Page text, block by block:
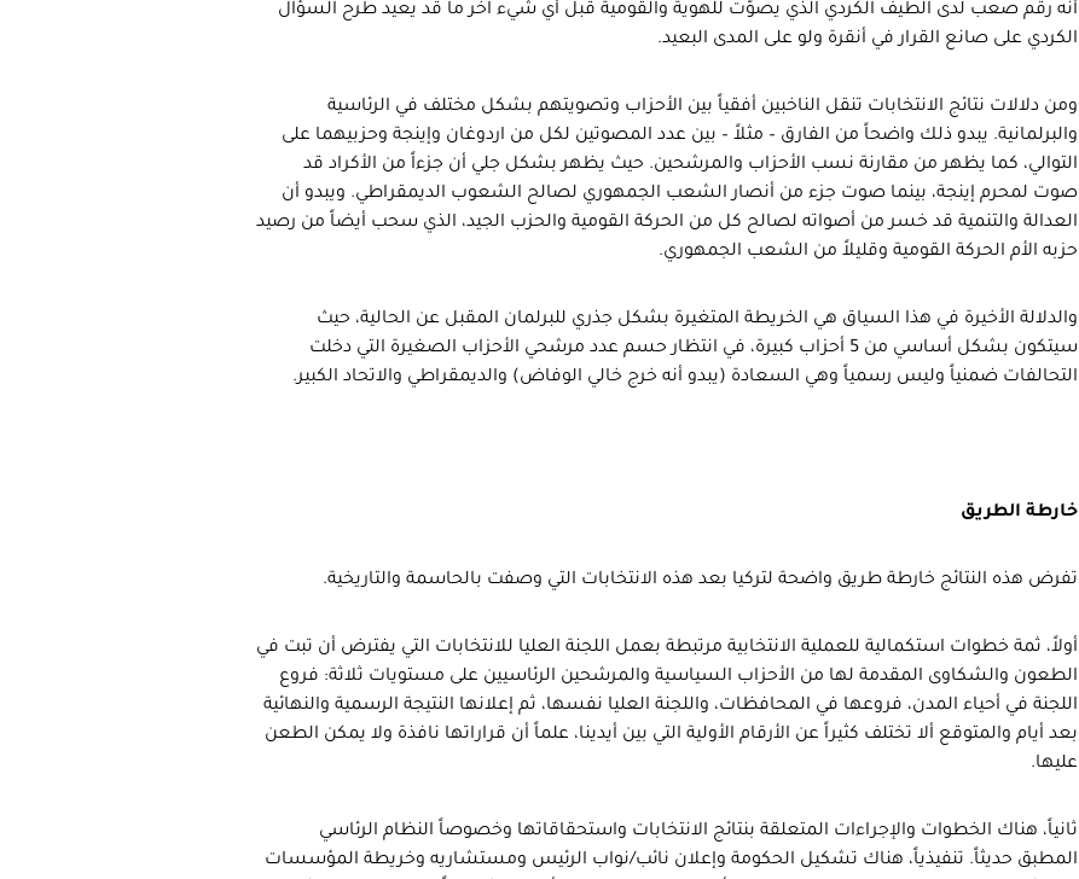
أنه رقم صعب لدى الطيف الكردي الذي يصوّت للهوية والقومية قبل أي شيء آخر ما قد يعيد طرح السؤال
الكردي على صانع القرار في أنقرة ولو على المدى البعيد.
ومن دلالات نتائج الانتخابات تنقل الناخبين أفقياً بين الأحزاب وتصويتهم بشكل مختلف في الرئاسية
والبرلمانية. يبدو ذلك واضحاً من الفارق – مثلاً – بين عدد المصوتين لكل من اردوغان وإينجة وحزبيهما على
التوالي، كما يظهر من مقارنة نسب الأحزاب والمرشحين. حيث يظهر بشكل جلي أن جزءاً من الأكراد قد
صوت لمحرم إينجة، بينما صوت جزء من أنصار الشعب الجمهوري لصالح الشعوب الديمقراطي. ويبدو أن
العدالة والتنمية قد خسر من أصواته لصالح كل من الحركة القومية والحزب الجيد، الذي سحب أيضاً من رصيد
حزبه الأم الحركة القومية وقليلاً من الشعب الجمهوري.
والدلالة الأخيرة في هذا السياق هي الخريطة المتغيرة بشكل جذري للبرلمان المقبل عن الحالية، حيث
سيتكون بشكل أساسي من 5 أحزاب كبيرة، في انتظار حسم عدد مرشحي الأحزاب الصغيرة التي دخلت
التحالفات ضمنياً وليس رسمياً وهي السعادة (يبدو أنه خرج خالي الوفاض) والديمقراطي والاتحاد الكبير.
خارطة الطريق
تفرض هذه النتائج خارطة طريق واضحة لتركيا بعد هذه الانتخابات التي وصفت بالحاسمة والتاريخية.
أولاً، ثمة خطوات استكمالية للعملية الانتخابية مرتبطة بعمل اللجنة العليا للانتخابات التي يفترض أن تبت في
الطعون والشكاوى المقدمة لها من الأحزاب السياسية والمرشحين الرئاسيين على مستويات ثلاثة: فروع
اللجنة في أحياء المدن، فروعها في المحافظات، واللجنة العليا نفسها، ثم إعلانها النتيجة الرسمية والنهائية
بعد أيام والمتوقع ألا تختلف كثيراً عن الأرقام الأولية التي بين أيدينا، علماً أن قراراتها نافذة ولا يمكن الطعن
عليها.
ثانياً، هناك الخطوات والإجراءات المتعلقة بنتائج الانتخابات واستحقاقاتها وخصوصاً النظام الرئاسي
المطبق حديثاً. تنفيذياً، هناك تشكيل الحكومة وإعلان نائب/نواب الرئيس ومستشاريه وخريطة المؤسسات